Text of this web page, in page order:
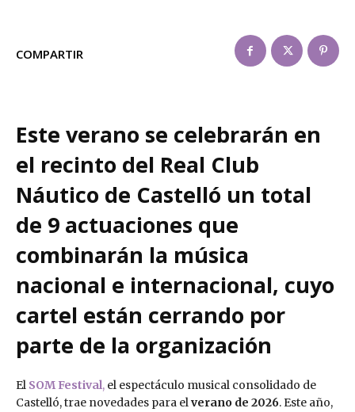
COMPARTIR
Este verano se celebrarán en
el recinto del Real Club
Náutico de Castelló un total
de 9 actuaciones que
combinarán la música
nacional e internacional, cuyo
cartel están cerrando por
parte de la organización
El SOM Festival, el espectáculo musical consolidado de
Castelló, trae novedades para elverano de 2026. Este año,